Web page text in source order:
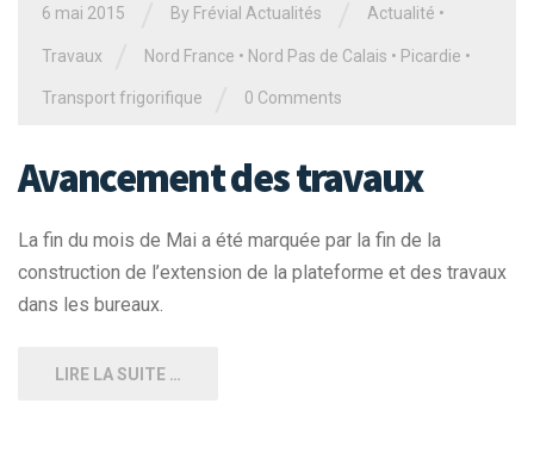
6 mai 2015 By Frévial Actualités Actualité •
Travaux Nord France • Nord Pas de Calais • Picardie •
Transport frigorifique 0 Comments
Avancement des travaux
La fin du mois de Mai a été marquée par la fin de la
construction de l’extension de la plateforme et des travaux
dans les bureaux.
LIRE LA SUITE …